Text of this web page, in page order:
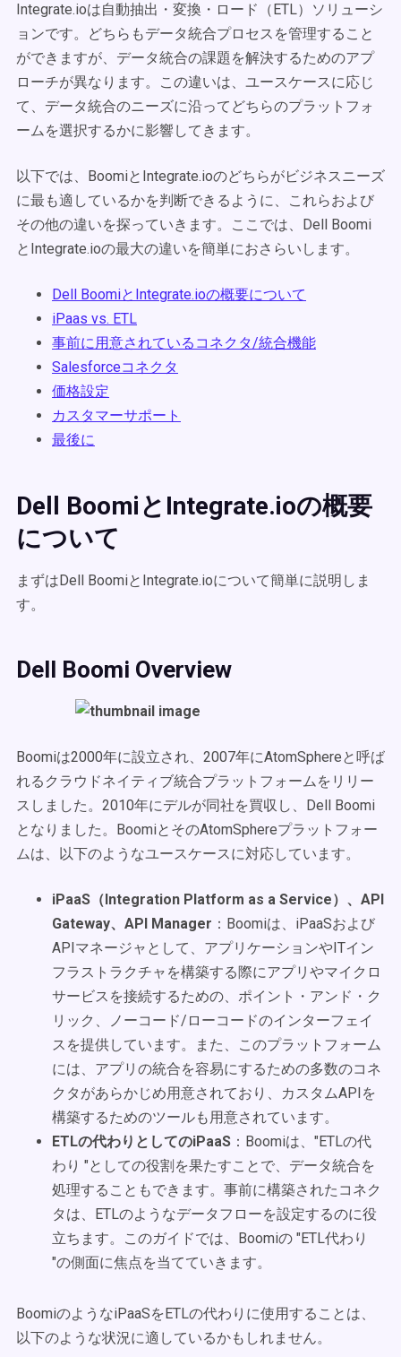
Integrate.ioは自動抽出・変換・ロード（ETL）ソリューシ
ョンです。どちらもデータ統合プロセスを管理すること
ができますが、データ統合の課題を解決するためのアプ
ローチが異なります。この違いは、ユースケースに応じ
て、データ統合のニーズに沿ってどちらのプラットフォ
ームを選択するかに影響してきます。
以下では、BoomiとIntegrate.ioのどちらがビジネスニーズ
に最も適しているかを判断できるように、これらおよび
その他の違いを探っていきます。ここでは、Dell Boomi
とIntegrate.ioの最大の違いを簡単におさらいします。
Dell BoomiとIntegrate.ioの概要について
iPaas vs. ETL
事前に用意されているコネクタ/統合機能
Salesforceコネクタ
価格設定
カスタマーサポート
最後に
Dell BoomiとIntegrate.ioの概要
について
まずはDell BoomiとIntegrate.ioについて簡単に説明しま
す。
Dell Boomi Overview
Boomiは2000年に設立され、2007年にAtomSphereと呼ば
れるクラウドネイティブ統合プラットフォームをリリー
スしました。2010年にデルが同社を買収し、Dell Boomi
となりました。BoomiとそのAtomSphereプラットフォー
ムは、以下のようなユースケースに対応しています。
iPaaS（Integration Platform as a Service）、API
Gateway、API Manager ：Boomiは、iPaaSおよび
APIマネージャとして、アプリケーションやITイン
フラストラクチャを構築する際にアプリやマイクロ
サービスを接続するための、ポイント・アンド・ク
リック、ノーコード/ローコードのインターフェイ
スを提供しています。また、このプラットフォーム
には、アプリの統合を容易にするための多数のコネ
クタがあらかじめ用意されており、カスタムAPIを
構築するためのツールも用意されています。
ETLの代わりとしてのiPaaS ：Boomiは、"ETLの代
わり "としての役割を果たすことで、データ統合を
処理することもできます。事前に構築されたコネク
タは、ETLのようなデータフローを設定するのに役
立ちます。このガイドでは、Boomiの "ETL代わり
"の側面に焦点を当てていきます。
BoomiのようなiPaaSをETLの代わりに使用することは、
以下のような状況に適しているかもしれません。